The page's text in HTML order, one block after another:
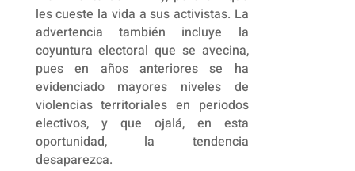
les cueste la vida a sus activistas. La
advertencia también incluye la
coyuntura electoral que se avecina,
pues en años anteriores se ha
evidenciado mayores niveles de
violencias territoriales en periodos
electivos, y que ojalá, en esta
oportunidad, la tendencia
desaparezca.